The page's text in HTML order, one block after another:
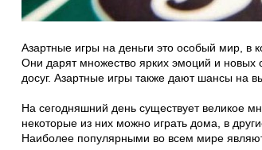
Азартные игры на деньги это особый мир, в
Они дарят множество ярких эмоций и новых
досуг. Азартные игры также дают шансы на
На сегодняшний день существует великое
некоторые из них можно играть дома, в
Наиболее популярными во всем мире